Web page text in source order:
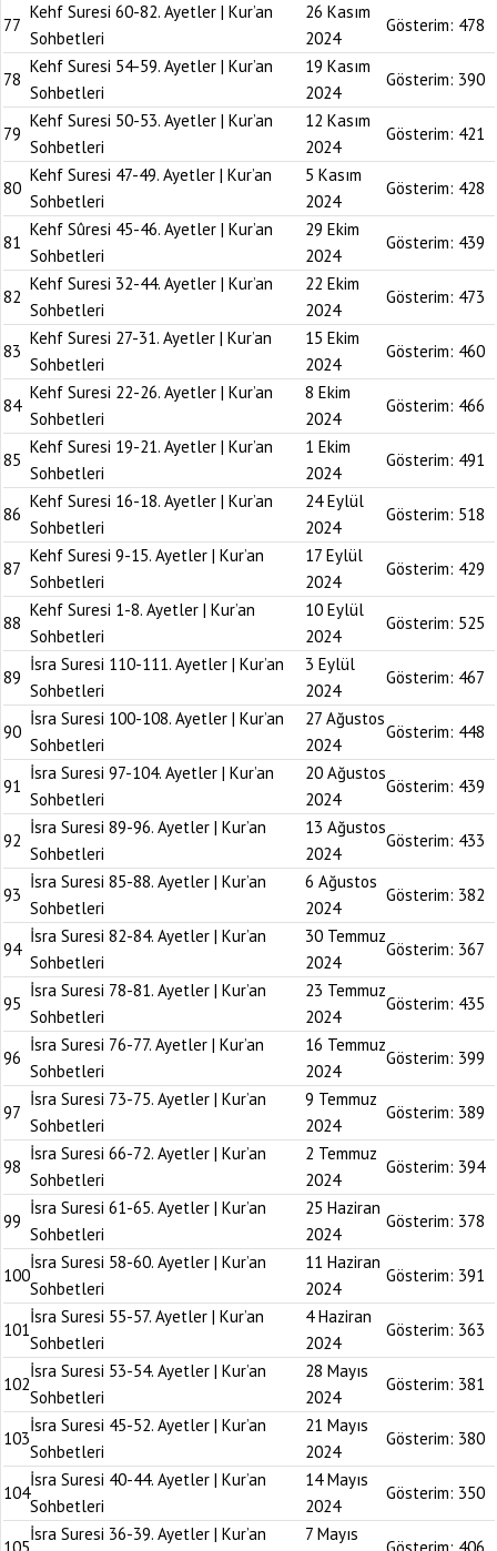
77
Kehf Suresi 60-82. Ayetler | Kur’an
Sohbetleri
26 Kasım
2024
Gösterim: 478
78
Kehf Suresi 54-59. Ayetler | Kur’an
Sohbetleri
19 Kasım
2024
Gösterim: 390
79
Kehf Suresi 50-53. Ayetler | Kur’an
Sohbetleri
12 Kasım
2024
Gösterim: 421
80
Kehf Suresi 47-49. Ayetler | Kur’an
Sohbetleri
5 Kasım
2024
Gösterim: 428
81
Kehf Sûresi 45-46. Ayetler | Kur’an
Sohbetleri
29 Ekim
2024
Gösterim: 439
82
Kehf Suresi 32-44. Ayetler | Kur’an
Sohbetleri
22 Ekim
2024
Gösterim: 473
83
Kehf Suresi 27-31. Ayetler | Kur’an
Sohbetleri
15 Ekim
2024
Gösterim: 460
84
Kehf Suresi 22-26. Ayetler | Kur’an
Sohbetleri
8 Ekim
2024
Gösterim: 466
85
Kehf Suresi 19-21. Ayetler | Kur’an
Sohbetleri
1 Ekim
2024
Gösterim: 491
86
Kehf Suresi 16-18. Ayetler | Kur’an
Sohbetleri
24 Eylül
2024
Gösterim: 518
87
Kehf Suresi 9-15. Ayetler | Kur’an
Sohbetleri
17 Eylül
2024
Gösterim: 429
88
Kehf Suresi 1-8. Ayetler | Kur’an
Sohbetleri
10 Eylül
2024
Gösterim: 525
89
İsra Suresi 110-111. Ayetler | Kur’an
Sohbetleri
3 Eylül
2024
Gösterim: 467
90
İsra Suresi 100-108. Ayetler | Kur’an
Sohbetleri
27 Ağustos
2024
Gösterim: 448
91
İsra Suresi 97-104. Ayetler | Kur’an
Sohbetleri
20 Ağustos
2024
Gösterim: 439
92
İsra Suresi 89-96. Ayetler | Kur’an
Sohbetleri
13 Ağustos
2024
Gösterim: 433
93
İsra Suresi 85-88. Ayetler | Kur’an
Sohbetleri
6 Ağustos
2024
Gösterim: 382
94
İsra Suresi 82-84. Ayetler | Kur’an
Sohbetleri
30 Temmuz
2024
Gösterim: 367
95
İsra Suresi 78-81. Ayetler | Kur’an
Sohbetleri
23 Temmuz
2024
Gösterim: 435
96
İsra Suresi 76-77. Ayetler | Kur’an
Sohbetleri
16 Temmuz
2024
Gösterim: 399
97
İsra Suresi 73-75. Ayetler | Kur’an
Sohbetleri
9 Temmuz
2024
Gösterim: 389
98
İsra Suresi 66-72. Ayetler | Kur’an
Sohbetleri
2 Temmuz
2024
Gösterim: 394
99
İsra Suresi 61-65. Ayetler | Kur’an
Sohbetleri
25 Haziran
2024
Gösterim: 378
100
İsra Suresi 58-60. Ayetler | Kur’an
Sohbetleri
11 Haziran
2024
Gösterim: 391
101
İsra Suresi 55-57. Ayetler | Kur’an
Sohbetleri
4 Haziran
2024
Gösterim: 363
102
İsra Suresi 53-54. Ayetler | Kur’an
Sohbetleri
28 Mayıs
2024
Gösterim: 381
103
İsra Suresi 45-52. Ayetler | Kur’an
Sohbetleri
21 Mayıs
2024
Gösterim: 380
104
İsra Suresi 40-44. Ayetler | Kur’an
Sohbetleri
14 Mayıs
2024
Gösterim: 350
İsra Suresi 36-39. Ayetler | Kur’an
7 Mayıs